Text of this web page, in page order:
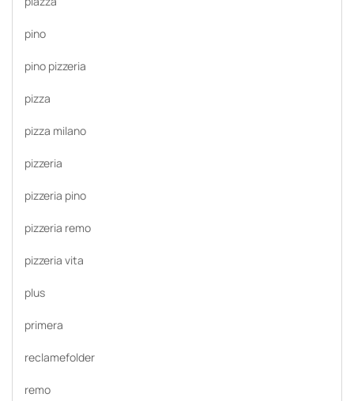
pino
pino pizzeria
pizza
pizza milano
pizzeria
pizzeria pino
pizzeria remo
pizzeria vita
plus
primera
reclamefolder
remo